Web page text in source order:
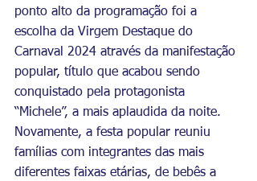
ponto alto da programação foi a
escolha da Virgem Destaque do
Carnaval 2024 através da manifestação
popular, título que acabou sendo
conquistado pela protagonista
“Michele”, a mais aplaudida da noite.
Novamente, a festa popular reuniu
famílias com integrantes das mais
diferentes faixas etárias, de bebês a